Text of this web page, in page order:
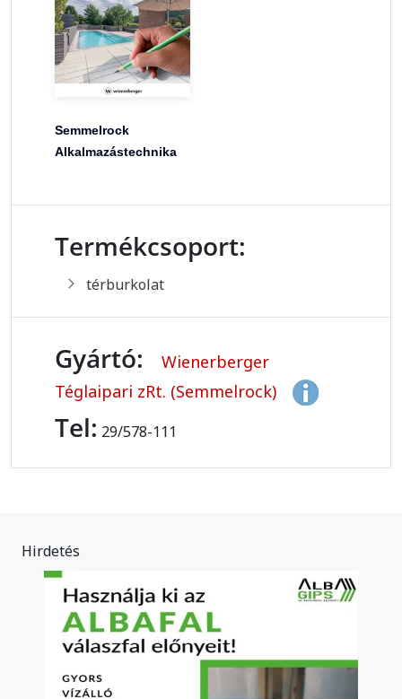
Semmelrock
Alkalmazástechnika
Termékcsoport:
térburkolat
Gyártó:
Wienerberger
Téglaipari zRt. (Semmelrock)
Tel: 29/578-111
Hirdetés